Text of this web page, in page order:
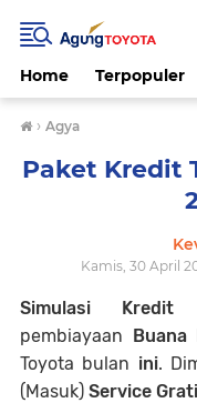
Home Terpopuler
› Agya
Paket Kredit
Kamis, 30 April
Simulasi Kredit
pembiayaan Buana
Toyota bulan ini.
(Masuk) Service